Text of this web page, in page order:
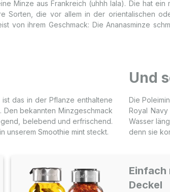
Minze aus Frankreich (uhhh lala). Die hat
Sorten, die vor allem in der orientalischen
von ihrem Geschmack: Die Ananasminze
das in der Pflanze enthaltene
Den bekannten Minzgeschmack
belebend und erfrischend.
unserem Smoothie mint steckt.
Und
Die
Royal
Wasser
denn sie
Einfach
Deckel